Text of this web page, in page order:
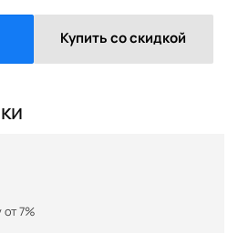
Купить со скидкой
от 7%